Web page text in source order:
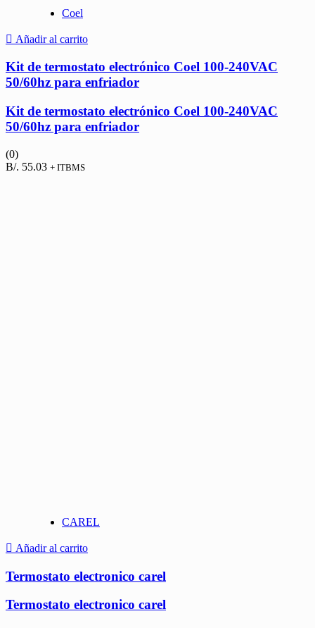
Coel
Añadir al carrito
Kit de termostato electrónico Coel 100-240VAC
50/60hz para enfriador
Kit de termostato electrónico Coel 100-240VAC
50/60hz para enfriador
(0)
B/. 55.03 + ITBMS
CAREL
Añadir al carrito
Termostato electronico carel
Termostato electronico carel